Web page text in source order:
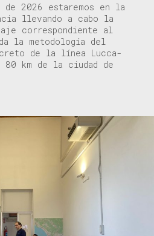
2026 estaremos en la
llevando a cabo la
correspondiente al
la metodología del
de la línea Lucca-
80 km de la ciudad de